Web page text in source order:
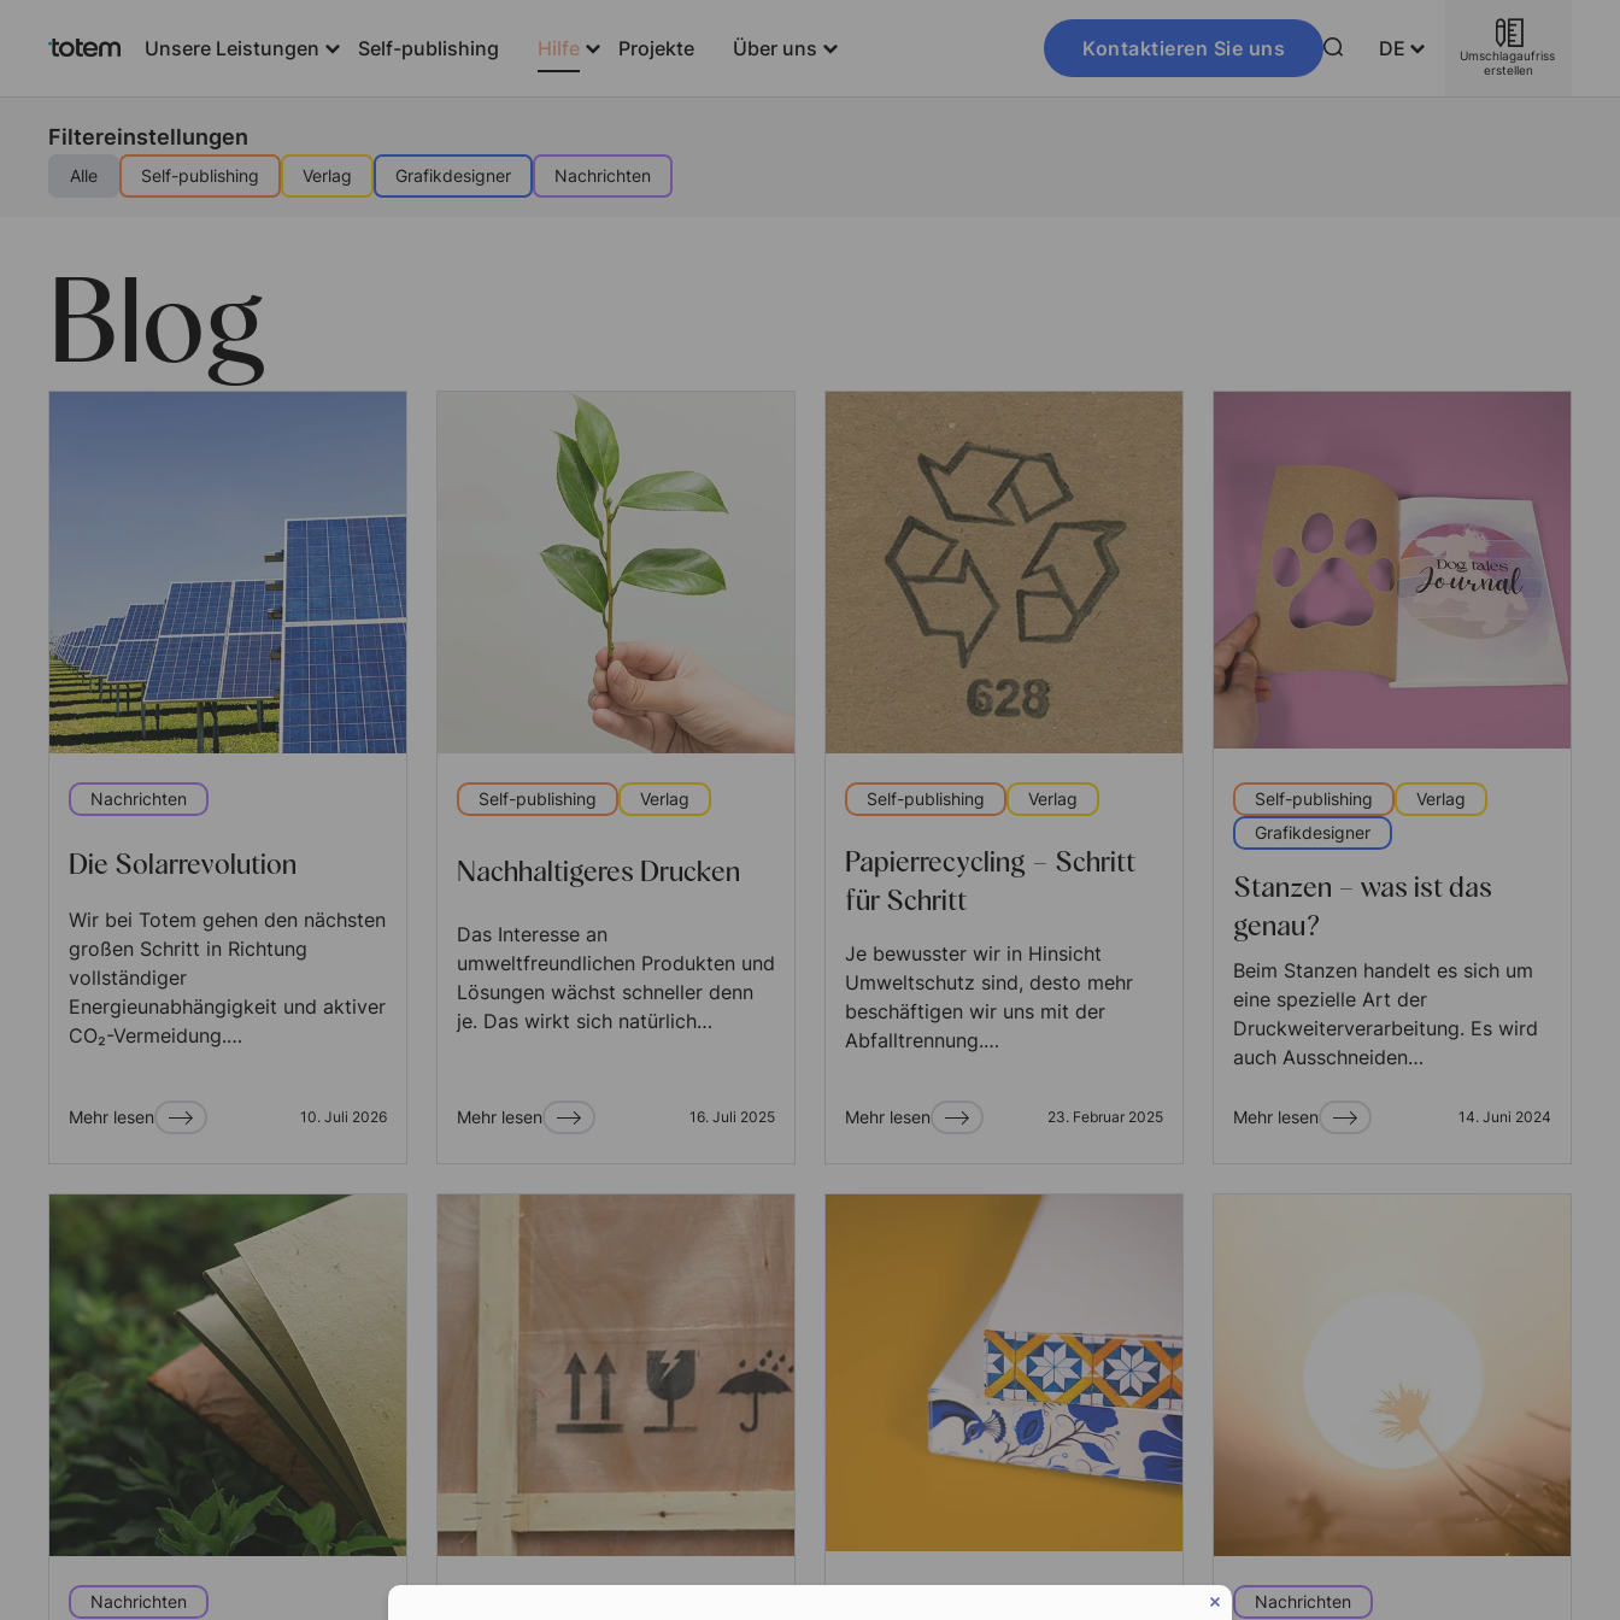
Unsere Leistungen Self-publishing Hilfe Projekte Über uns Kontaktieren Sie uns DE
Umschlagaufriss
erstellen
Filtereinstellungen
Alle Self-publishing Verlag Grafikdesigner Nachrichten
Blog
Nachrichten
Die Solarrevolution
Wir bei Totem gehen den nächsten
großen Schritt in Richtung
vollständiger
Energieunabhängigkeit und aktiver
CO₂-Vermeidung.…
Mehr lesen 10. Juli 2026
Self-publishing Verlag
Nachhaltigeres Drucken
Das Interesse an
umweltfreundlichen Produkten und
Lösungen wächst schneller denn
je. Das wirkt sich natürlich…
Mehr lesen 16. Juli 2025
Self-publishing Verlag
Papierrecycling – Schritt
für Schritt
Je bewusster wir in Hinsicht
Umweltschutz sind, desto mehr
beschäftigen wir uns mit der
Abfalltrennung.…
Mehr lesen 23. Februar 2025
Self-publishing
Verlag
Grafikdesigner
Stanzen – was ist das
genau?
Beim Stanzen handelt es sich um
eine spezielle Art der
Druckweiterverarbeitung. Es wird
auch Ausschneiden…
Mehr lesen 14. Juni 2024
Nachrichten Nachrichten